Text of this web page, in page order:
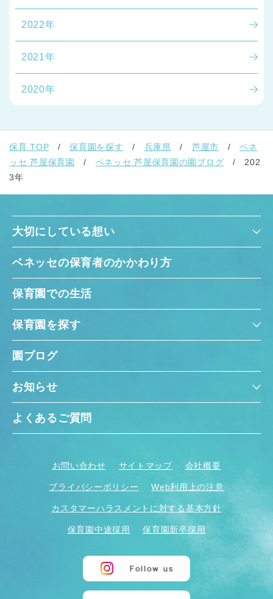
2022年
2021年
2020年
保育 TOP 保育園を探す 兵庫県 芦屋市
ベネ
ッセ 芦屋保育園
ベネッセ 芦屋保育園の園ブログ
202
3年
大切にしている想い
ベネッセの保育者のかかわり方
保育園での生活
保育園を探す
園ブログ
お知らせ
よくあるご質問
お問い合わせ サイトマップ 会社概要
プライバシーポリシー Web利用上の注意
カスタマーハラスメントに対する基本方針
保育園中途採用 保育園新卒採用